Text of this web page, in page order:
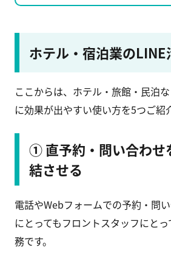
ホテル・宿泊業の
ここからは、ホテル・旅館・民泊
に効果が出やすい使い方を5つご紹
① 直予約・問い合わせ
結させる
電話やWebフォームでの予約・問
にとってもフロントスタッフにと
務です。